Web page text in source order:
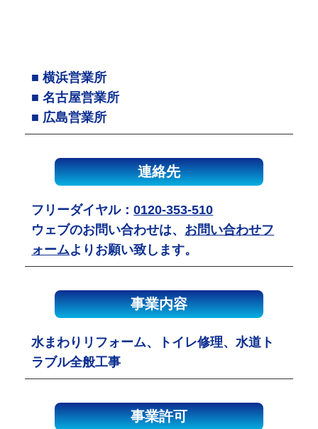
■ 横浜営業所
■ 名古屋営業所
■ 広島営業所
連絡先
フリーダイヤル：0120-353-510
ウェブのお問い合わせは、 お問い合わせフ
ォームよりお願い致します。
事業内容
水まわりリフォーム、トイレ修理、水道ト
ラブル全般工事
事業許可